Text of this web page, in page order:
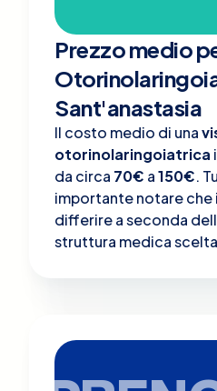
Prezzo medio
Sant'anastasia
Il costo medio di una
otorinolaringoiatrica
da circa 70€ a150€.
importante notare che
differire a seconda
struttura medica